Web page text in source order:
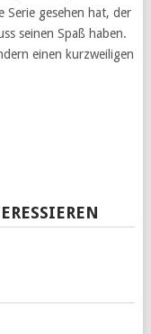
gesehen hat, der
seinen Spaß haben.
einen kurzweiligen